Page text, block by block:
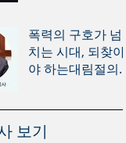
폭력의 구호가 넘
치는 시대, 되찾아
야 하는대림절의
보기